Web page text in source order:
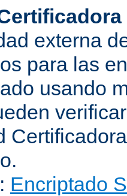
externa
para las
usando
Encriptado